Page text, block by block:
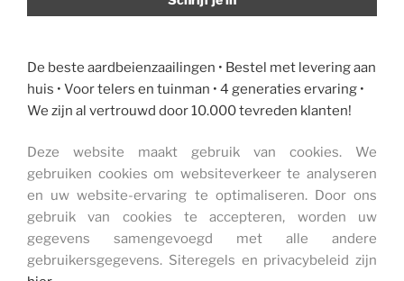
De beste aardbeienzaailingen • Bestel met levering aan
huis • Voor telers en tuinman • 4 generaties ervaring •
We zijn al vertrouwd door 10.000 tevreden klanten!
Deze website maakt gebruik van cookies. We
gebruiken cookies om websiteverkeer te analyseren
en uw website-ervaring te optimaliseren. Door ons
gebruik van cookies te accepteren, worden uw
gegevens samengevoegd met alle andere
gebruikersgegevens. Siteregels en privacybeleid zijn